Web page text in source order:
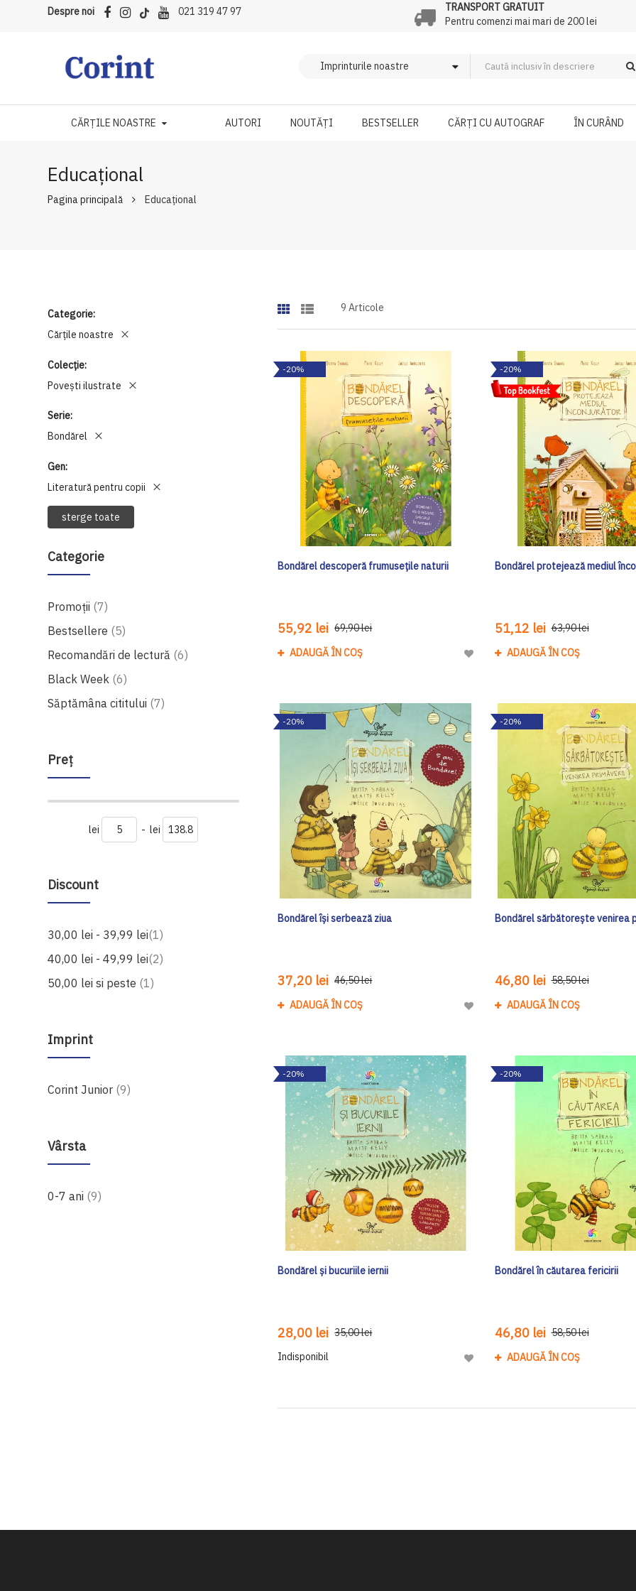
Despre noi 021 319 47 97
TRANSPORT GRATUIT
Pentru comenzi mai mari de 200 lei
CĂRȚILE NOASTRE AUTORI NOUTĂȚI BESTSELLER CĂRȚI CU AUTOGRAF ÎN CURÂND
Educațional
Pagina principală Educațional
Categorie
Cărţile noastre
Colecție
Povești ilustrate
Serie
Bondărel
Gen
Literatură pentru copii
sterge toate
Categorie
Promoții 7produse
Bestsellere
5produse
Recomandări de lectură
6produse
Black Week 6produse
Săptămâna cititului 7produse
Preţ
lei - lei
Discount
30,00 lei - 39,99 lei 1produs
40,00 lei -49,99 lei 2produse
50,00 lei si peste 1produs
Imprint
Corint Junior 9produse
Vârsta
0-7 ani 9produse
9 Articole
-20%
Bondărel descoperă frumusețile naturii
55,92 lei 69,90 lei
ADAUGĂ ÎN COȘ
Adaugă
de
Dorinte
-20%
Bondărel protejează mediul
51,12 lei 63,90 lei
ADAUGĂ ÎN COȘ
-20%
Bondărel își serbează ziua
37,20 lei 46,50 lei
ADAUGĂ ÎN COȘ
Adaugă
de
Dorinte
-20%
Bondărel sărbătorește venirea
46,80 lei 58,50 lei
ADAUGĂ ÎN COȘ
-20%
Bondărel și bucuriile iernii
28,00 lei 35,00 lei
Indisponibil
Adaugă
de
-20%
Bondărel în căutarea fericirii
46,80 lei 58,50 lei
ADAUGĂ ÎN COȘ